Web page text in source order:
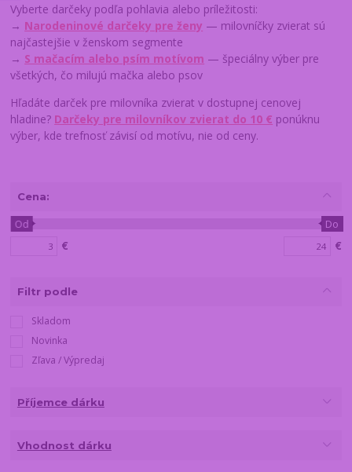
Vyberte darčeky podľa pohlavia alebo príležitosti:
→ Narodeninové darčeky pre ženy — milovníčky zvierat sú
najčastejšie v ženskom segmente
→ S mačacím alebo psím motívom — špeciálny výber pre
všetkých, čo milujú mačka alebo psov
Hľadáte darček pre milovníka zvierat v dostupnej cenovej
hladine? Darčeky pre milovníkov zvierat do 10 € ponúknu
výber, kde trefnosť závisí od motívu, nie od ceny.
Cena:
€
Od Do
€
Filtr podle
Skladom
Novinka
Zľava / Výpredaj
Příjemce dárku
Vhodnost dárku